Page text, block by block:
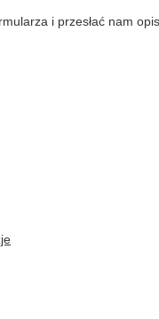
i przesłać nam